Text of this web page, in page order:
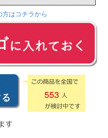
方はコチラから
553